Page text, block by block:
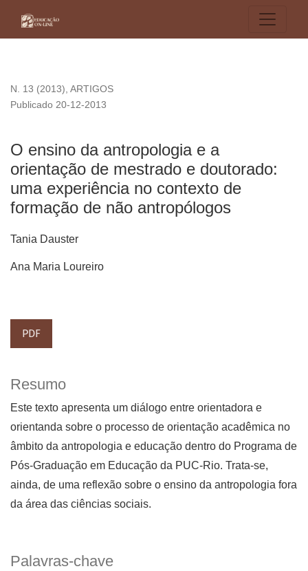
N. 13 (2013), ARTIGOS
O ensino da antropologia e a
orientação de mestrado e doutorado:
uma experiência no contexto de
formação de não antropólogos
Publicado 20-12-2013
Tania Dauster
Ana Maria Loureiro
PDF
Palavras-chave
Resumo
Este texto apresenta um diálogo entre orientadora e
orientanda sobre o processo de orientação acadêmica no
âmbito da antropologia e educação dentro do Programa de
Pós-Graduação em Educação da PUC-Rio. Trata-se,
ainda, de uma reflexão sobre o ensino da antropologia fora
da área das ciências sociais.